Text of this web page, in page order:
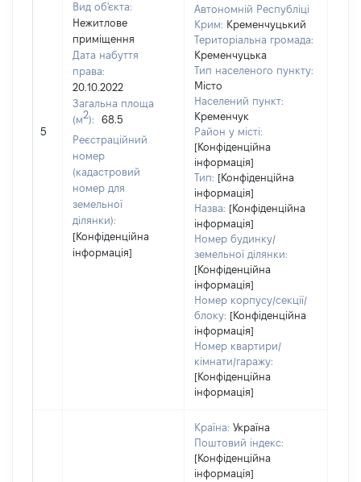
5
Вид об'єкта:
Нежитлове
приміщення
Дата набуття
права:
20.10.2022
Загальна площа
(м2):
68.5
Реєстраційний
номер
(кадастровий
номер для
земельної
ділянки):
[Конфіденційна
інформація]
Автономній Республіці
Крим: Кременчуцький
Територіальна громада:
Кременчуцька
Тип населеного пункту:
Місто
Населений пункт:
Кременчук
Район у місті:
[Конфіденційна
інформація]
Тип: [Конфіденційна
інформація]
Назва: [Конфіденційна
інформація]
Номер будинку/
земельної ділянки:
[Конфіденційна
інформація]
Номер корпусу/секції/
блоку: [Конфіденційна
інформація]
Номер квартири/
кімнати/гаражу:
[Конфіденційна
інформація]
Країна: Україна
Поштовий індекс:
[Конфіденційна
інформація]